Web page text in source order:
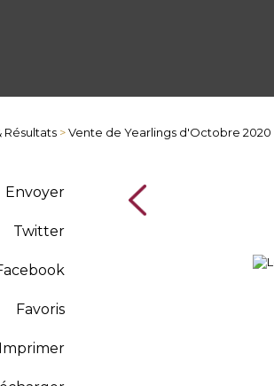
Résultats >Vente de Yearlings d'Octobre 2020
Envoyer
Twitter
Favoris
Imprimer